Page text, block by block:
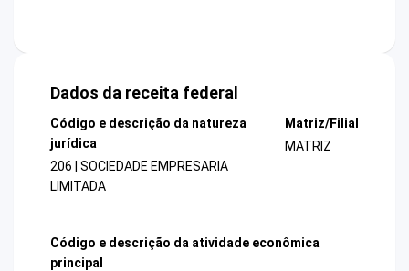
Dados da receita federal
Código e descrição da natureza
jurídica
206 | SOCIEDADE EMPRESARIA
LIMITADA
Matriz/Filial
MATRIZ
Código e descrição da atividade econômica
principal